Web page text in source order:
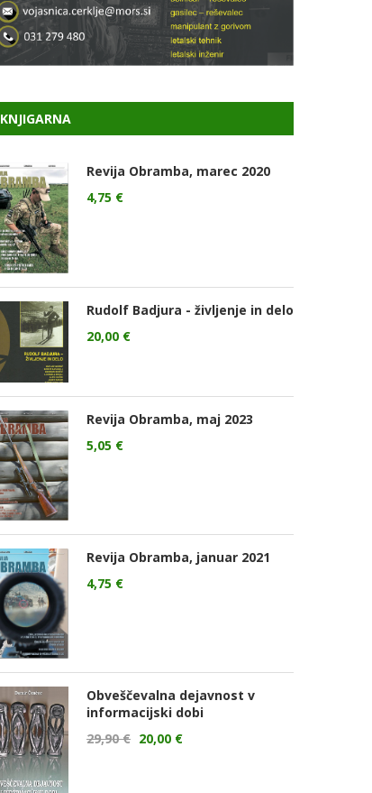
KNJIGARNA
Revija Obramba, marec 2020
4,75 €
Rudolf Badjura - življenje in delo
20,00 €
Revija Obramba, maj 2023
5,05 €
Revija Obramba, januar 2021
4,75 €
Obveščevalna dejavnost v
informacijski dobi
29,90€ 20,00 €